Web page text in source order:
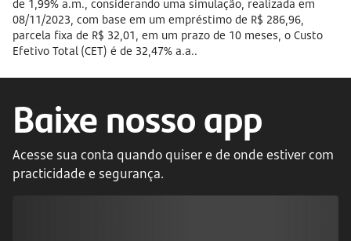
de 1,99% a.m., considerando uma simulação, realizada em
08/11/2023, com base em um empréstimo de R$ 286,96,
parcela fixa de R$ 32,01, em um prazo de 10 meses, o Custo
Efetivo Total (CET) é de 32,47% a.a..
Baixe nosso app
Acesse sua conta quando quiser e de onde estiver com
practicidade e segurança.